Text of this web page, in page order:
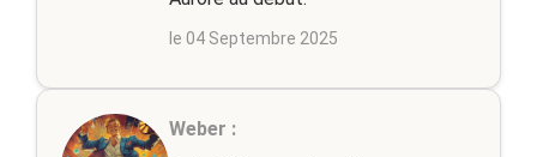
le 04 Septembre 2025
Weber :